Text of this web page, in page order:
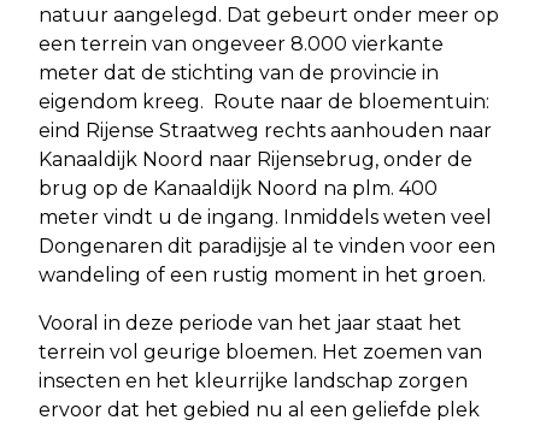
natuur aangelegd. Dat gebeurt onder meer op
een terrein van ongeveer 8.000 vierkante
meter dat de stichting van de provincie in
eigendom kreeg. Route naar de bloementuin:
eind Rijense Straatweg rechts aanhouden naar
Kanaaldijk Noord naar Rijensebrug, onder de
brug op de Kanaaldijk Noord na plm. 400
meter vindt u de ingang. Inmiddels weten veel
Dongenaren dit paradijsje al te vinden voor een
wandeling of een rustig moment in het groen.
Vooral in deze periode van het jaar staat het
terrein vol geurige bloemen. Het zoemen van
insecten en het kleurrijke landschap zorgen
ervoor dat het gebied nu al een geliefde plek